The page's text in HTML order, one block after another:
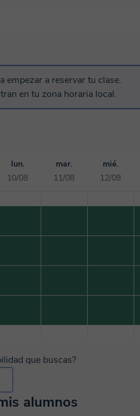
empezar a reservar tu clase.
en tu zona horaria local.
lun.
10/08
mar.
11/08
mié.
12/08
que buscas?
alumnos